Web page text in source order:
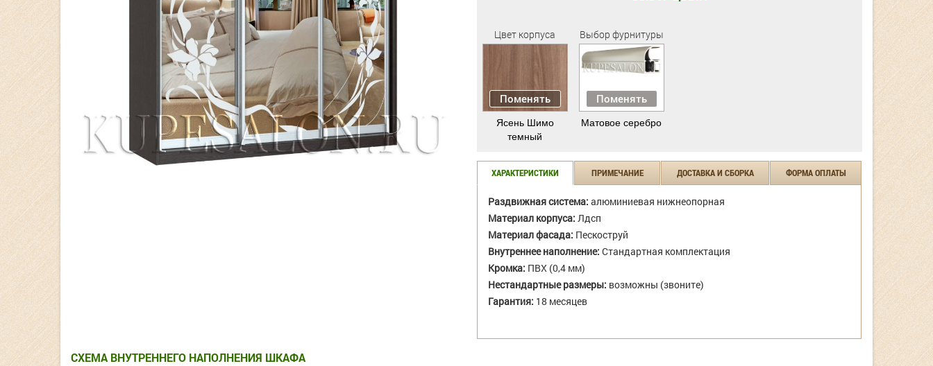
Цвет корпуса
Поменять
Ясень Шимо
темный
Выбор фурнитуры
Поменять
Матовое серебро
ХАРАКТЕРИСТИКИ ПРИМЕЧАНИЕ ДОСТАВКА И СБОРКА ФОРМА ОПЛАТЫ
Раздвижная система: алюминиевая нижнеопорная
Материал корпуса: Лдсп
Материал фасада: Пескоструй
Внутреннее наполнение: Стандартная комплектация
Кромка: ПВХ (0,4 мм)
Нестандартные размеры: возможны (звоните)
Гарантия: 18 месяцев
СХЕМА ВНУТРЕННЕГО НАПОЛНЕНИЯ ШКАФА